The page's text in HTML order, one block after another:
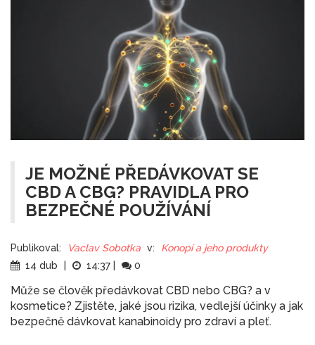
JE MOŽNÉ PŘEDÁVKOVAT SE
CBD A CBG? PRAVIDLA PRO
BEZPEČNÉ POUŽÍVÁNÍ
Publikoval: Vaclav Sobotka v:
Konopí a jeho produkty
14 dub
14:37 0
Může se člověk předávkovat CBD nebo CBG? a v
kosmetice? Zjistěte, jaké jsou rizika, vedlejší účinky a jak
bezpečně dávkovat kanabinoidy pro zdraví a pleť.